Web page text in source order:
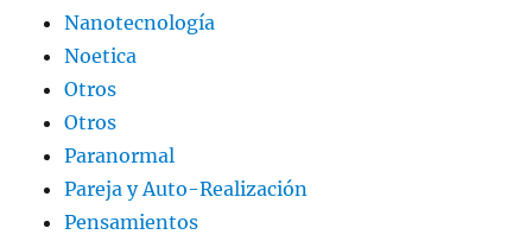
Nanotecnología
Noetica
Otros
Otros
Paranormal
Pareja y Auto-Realización
Pensamientos